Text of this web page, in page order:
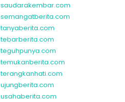
saudarakembar.com
semangatberita.com
tanyaberita.com
tebarberita.com
teguhpunya.com
temukanberita.com
terangkanhati.com
ujungberita.com
usahaberita.com